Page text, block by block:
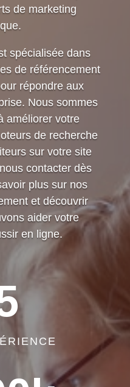
de marketing
spécialisée dans
de référencement
répondre aux
Nous sommes
améliorer votre
de recherche
sur votre site
contacter dès
plus sur nos
et découvrir
aider votre
en ligne.